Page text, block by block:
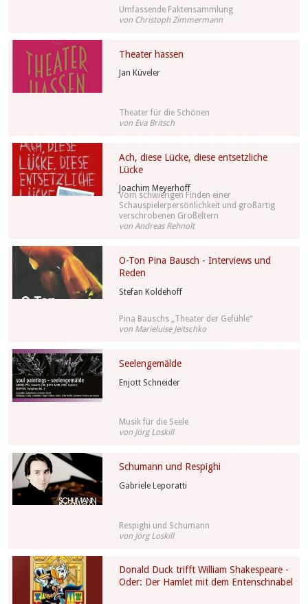
Umfassende Faktensammlung
von Christoph Zimmermann
Theater hassen
Jan Küveler
Theater für die Schönen
von Eva Britsch
Ach, diese Lücke, diese entsetzliche
Lücke
Joachim Meyerhoff
Vom schwierigen Finden einer
Schauspielerpersönlichkeit und großartig
verschrobenen Großeltern
von Andreas Rehnolt
O-Ton Pina Bausch - Interviews und
Reden
Stefan Koldehoff
Pina Bauschs „Theater der Gefühle“
von Marieluise Jeitschko
Seelengemälde
Enjott Schneider
Musik für die Seele
von Jörg Loskill
Schumann und Respighi
Gabriele Leporatti
Respighi und Schumann
von Jörg Loskill
Donald Duck trifft William Shakespeare -
Oder: Der Hamlet mit dem Entenschnabel